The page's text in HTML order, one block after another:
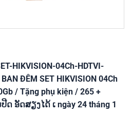
HIKVISION-04Ch-HDTVI-
ĐÊM SET HIKVISION 04Ch
/ Tặng phụ kiện / 265 +
ດ ອັດສຽງໄດ້ ເ ngày 24 tháng 1